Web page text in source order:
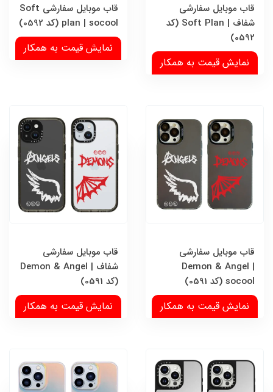
قاب موبایل سفارشی
شفاف | Soft Plan (کد
0592)
نمایش قیمت به همکار
قاب موبایل سفارشی Soft
plan | socool (کد 0592)
نمایش قیمت به همکار
قاب موبایل سفارشی
Demon & Angel |
socool (کد 0591)
نمایش قیمت به همکار
قاب موبایل سفارشی
شفاف | Demon & Angel
(کد 0591)
نمایش قیمت به همکار